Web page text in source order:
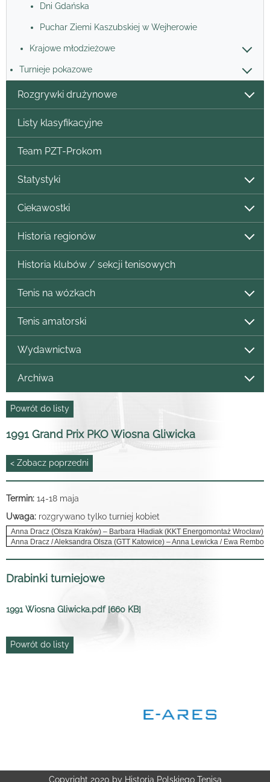
Dni Gdańska
Puchar Ziemi Kaszubskiej w Wejherowie
Krajowe młodzieżowe
Turnieje pokazowe
Rozgrywki drużynowe
Listy klasyfikacyjne
Team PZT-Prokom
Statystyki
Ciekawostki
Historia regionów
Historia klubów / sekcji tenisowych
Tenis na wózkach
Tenis amatorski
Wydawnictwa
Archiwa
Powrót do listy
1991 Grand Prix PKO Wiosna Gliwicka
< Zobacz poprzedni
Termin: 14-18 maja
Uwaga: rozgrywano tylko turniej kobiet
Anna Dracz (Olsza Kraków) – Barbara Hładiak (KKT Energomontaż Wrocław)
Anna Dracz / Aleksandra Olsza (GTT Katowice) – Anna Lewicka / Ewa
Drabinki turniejowe
1991 Wiosna Gliwicka.pdf [660 KB]
Powrót do listy
Copyright 2020 by Historia Polskiego Tenisa